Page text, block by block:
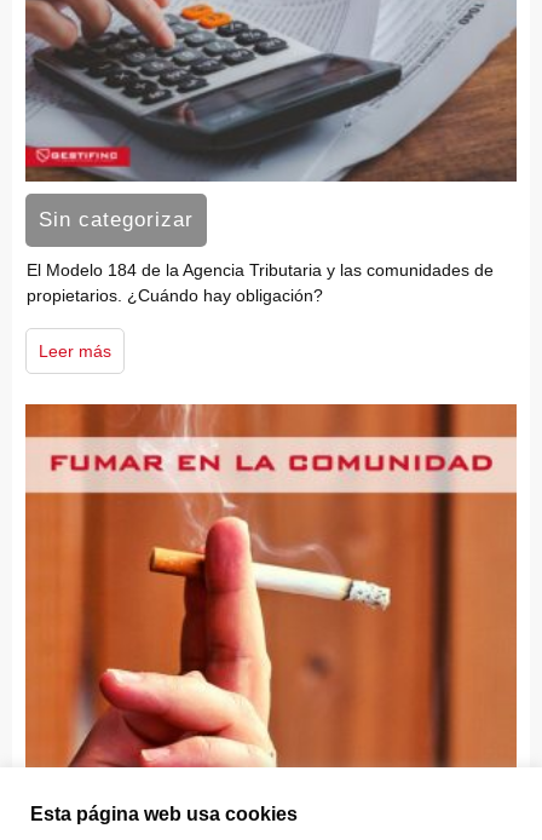
Sin categorizar
El Modelo 184 de la Agencia Tributaria y las comunidades de
propietarios. ¿Cuándo hay obligación?
Leer más
Esta página web usa cookies